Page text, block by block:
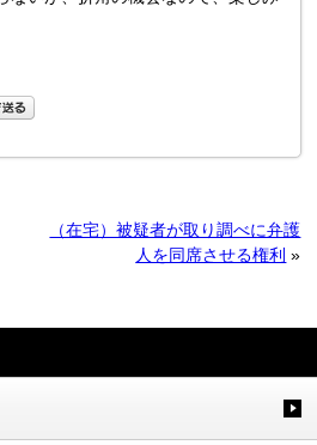
（在宅）被疑者が取り調べに弁護
人を同席させる権利 »